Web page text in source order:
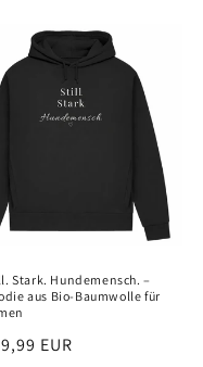
Stark. Hundemensch. –
aus Bio-Baumwolle für
EUR